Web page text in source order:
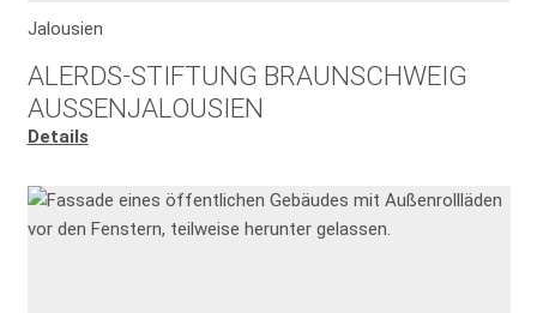
Jalousien
ALERDS-STIFTUNG BRAUNSCHWEIG
AUSSENJALOUSIEN
Details